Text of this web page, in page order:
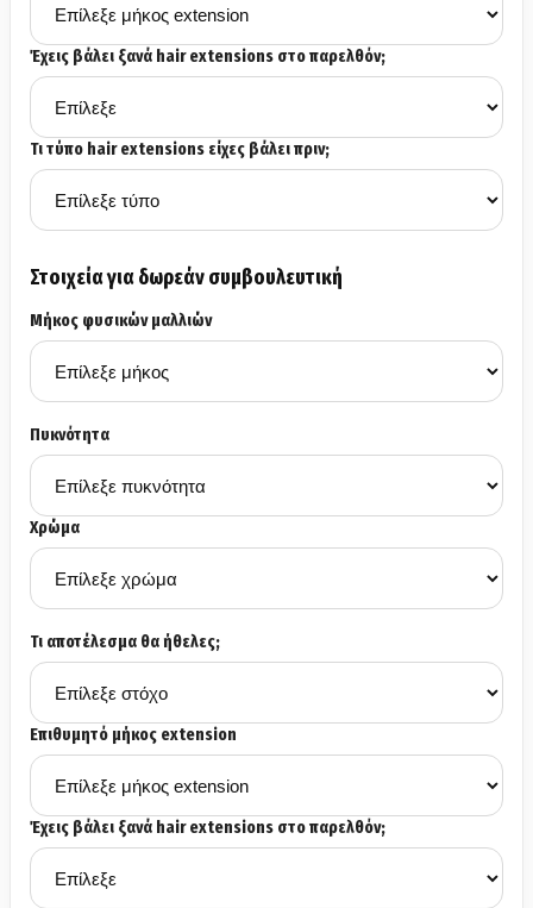
Έχεις βάλει ξανά hair extensions στο παρελθόν;
Τι τύπο hair extensions είχες βάλει πριν;
Στοιχεία για δωρεάν συμβουλευτική
Μήκος φυσικών μαλλιών
Πυκνότητα
Χρώμα
Τι αποτέλεσμα θα ήθελες;
Επιθυμητό μήκος extension
Έχεις βάλει ξανά hair extensions στο παρελθόν;